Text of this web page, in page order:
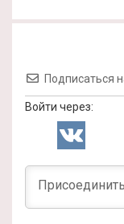
Подписаться
Войти через: